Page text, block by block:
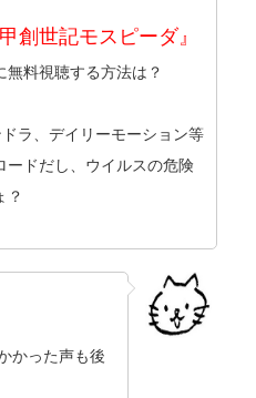
創世記モスピーダ』
無料視聴する方法は？
ラ、デイリーモーション等
ードだし、ウイルスの危険
？
かった声も後